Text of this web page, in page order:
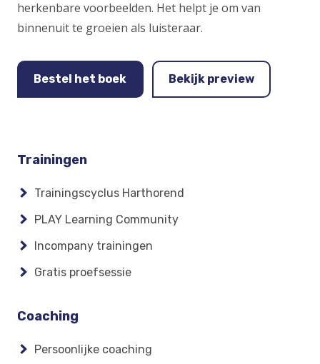
herkenbare voorbeelden. Het helpt je om van
binnenuit te groeien als luisteraar.
Bestel het boek
(Opens
Bekijk preview
(Opens
in
Footer
menu
Trainingen
Trainingscyclus Harthorend
PLAY Learning Community
Incompany trainingen
Gratis proefsessie
Coaching
Persoonlijke coaching